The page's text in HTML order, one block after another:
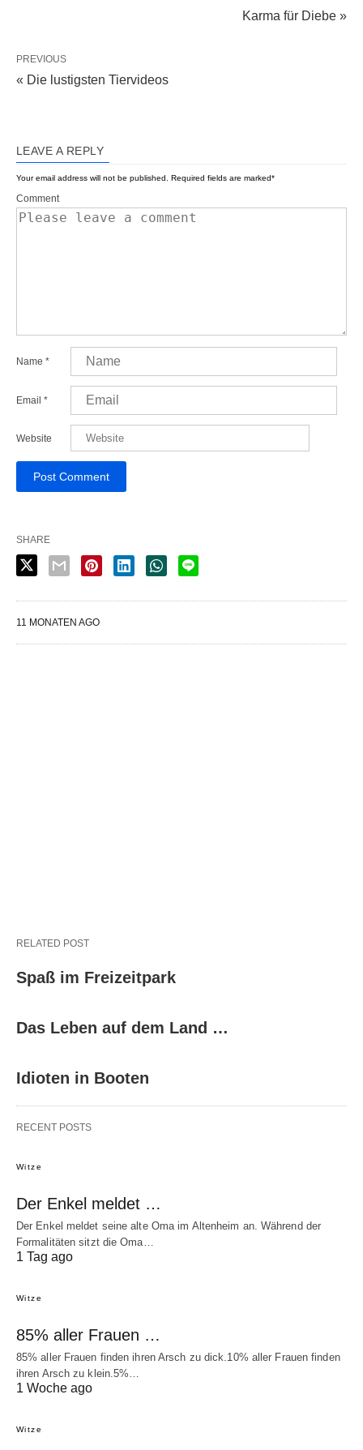
Karma für Diebe »
PREVIOUS
« Die lustigsten Tiervideos
LEAVE A REPLY
Your email address will not be published. Required fields are marked*
Comment
Name *
Email *
Website
SHARE
11 MONATEN AGO
RELATED POST
Spaß im Freizeitpark
Das Leben auf dem Land …
Idioten in Booten
RECENT POSTS
Witze
Der Enkel meldet …
Der Enkel meldet seine alte Oma im Altenheim an. Während der
Formalitäten sitzt die Oma…
1 Tag ago
Witze
85% aller Frauen …
85% aller Frauen finden ihren Arsch zu dick.10% aller Frauen finden
ihren Arsch zu klein.5%…
1 Woche ago
Witze